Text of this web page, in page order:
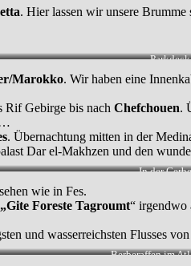
. Hier lassen wir unsere
Marokko. Wir haben eine
Rif Gebirge bis nach Chefchouen.
. Übernachtung mitten in der
Dar el-Makhzen und den
In der
wie in Fes.
Foreste Tagroumt“ irgendwo
und wasserreichsten Flusses
Berberaffen im